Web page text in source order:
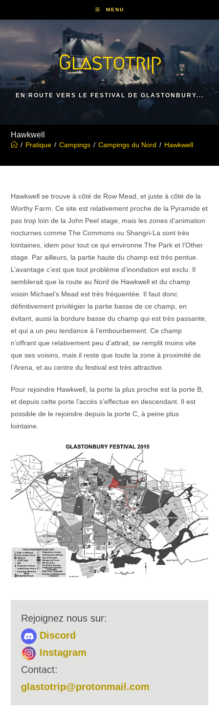
content
MENU
Glastotrip
EN ROUTE VERS LE FESTIVAL DE GLASTONBURY...
Hawkwell
/ Pratique / Campings / Campings du Nord / Hawkwell
Hawkwell se trouve à côté de Row Mead, et juste à côté de la
Worthy Farm. Ce site est relativement proche de la Pyramide et
pas trop loin de la John Peel stage, mais les zones d’animation
nocturnes comme The Commons ou Shangri-La sont très
lointaines, idem pour tout ce qui environne The Park et l’Other
stage. Par ailleurs, la partie haute du champ est très pentue.
L’avantage c’est que tout problème d’inondation est exclu. Il
semblerait que la route au Nord de Hawkwell et du champ
voisin Michael’s Mead est très fréquentée. Il faut donc
définitivement privilégier la partie basse de ce champ, en
évitant, aussi la bordure basse du champ qui est très passante,
et qui a un peu tendance à l’embourbement. Ce champ
n’offrant que relativement peu d’attrait, se remplit moins vite
que ses voisins, mais il reste que toute la zone à proximité de
l’Arena, et au centre du festival est très attractive.
Pour rejoindre Hawkwell, la porte la plus proche est la porte B,
et depuis cette porte l’accès s’effectue en descendant. Il est
possible de le rejoindre depuis la porte C, à peine plus
lointaine.
Rejoignez nous sur:
Discord
Instagram
Contact:
glastotrip@protonmail.com